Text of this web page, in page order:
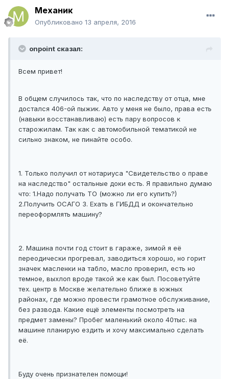
Механик
Опубликовано 13 апреля, 2016
onpoint сказал:
Всем привет!
В общем случилось так, что по наследству от отца, мне
достался 406-ой пыжик. Авто у меня не было, права есть
(навыки восстанавливаю) есть пару вопросов к
старожилам. Так как с автомобильной тематикой не
сильно знаком, не пинайте особо.
1. Только получил от нотариуса "Свидетельство о праве
на наследство" остальные доки есть. Я правильно думаю
что: 1.Надо получать ТО (можно ли его купить?)
2.Получить ОСАГО 3. Ехать в ГИБДД и окончательно
переоформлять машину?
2. Машина почти год стоит в гараже, зимой я её
переодически прогревал, заводиться хорошо, но горит
значек масленки на табло, масло проверил, есть но
темное, выхлоп вроде такой же как был. Посоветуйте
тех. центр в Москве желательно ближе в южных
районах, где можно провести грамотное обслуживание,
без развода. Какие ещё элементы посмотреть на
предмет замены? Пробег маленький около 40тыс. на
машине планирую ездить и хочу максимально сделать
её.
Буду очень признателен помощи!